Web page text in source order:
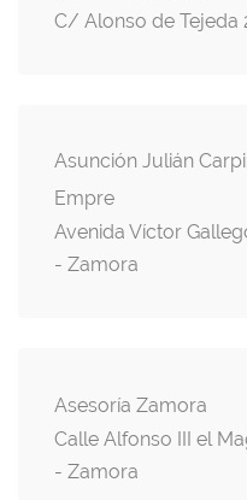
C/ Alonso de Tejeda
Asunción Julián
Empre
Avenida Víctor
- Zamora
Asesoría Zamora
Calle Alfonso III el
- Zamora